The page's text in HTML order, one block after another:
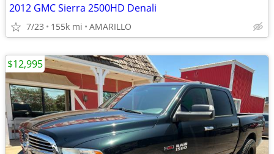
2012 GMC Sierra 2500HD Denali
7/23 155k mi AMARILLO
$12,995